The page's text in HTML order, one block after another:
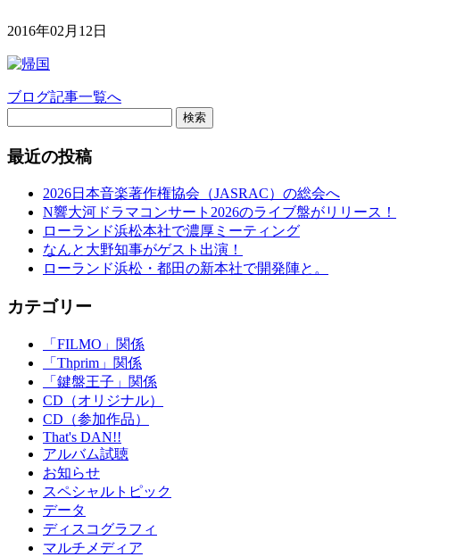
2016年02月12日
ブログ記事一覧へ
検索
最近の投稿
2026日本音楽著作権協会（JASRAC）の総会へ
N響大河ドラマコンサート2026のライブ盤がリリース！
ローランド浜松本社で濃厚ミーティング
なんと大野知事がゲスト出演！
ローランド浜松・都田の新本社で開発陣と。
カテゴリー
「FILMO」関係
「Thprim」関係
「鍵盤王子」関係
CD（オリジナル）
CD（参加作品）
That's DAN!!
アルバム試聴
お知らせ
スペシャルトピック
データ
ディスコグラフィ
マルチメディア